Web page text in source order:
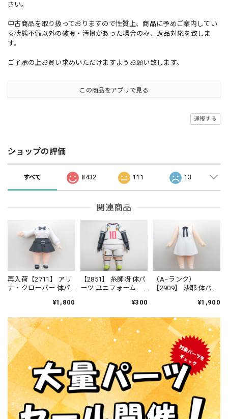
さい。
中古商品を取り扱っておりますので性質上、商品に予めご案内してい
る状態不備以外の破損・汚損があった場合のみ、返品対応を致しま
す。
ご了承の上お買い求めいただけますようお願い致します。
この商品をアプリで見る
通報する
ショップの評価
すべて 8432 111 13
関連商品
再入荷【2711】 アリ
ナ・クローバー 体パ
ンマー付き） ねん
¥1,800
【2851】 糸師冴 体パ
ーツ ユニフォーム
¥300
（A−ランク）
【2909】 沙耶 体パー
¥1,900